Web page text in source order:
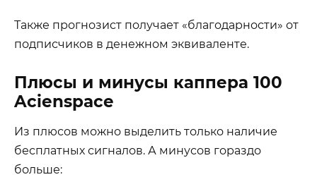
Также прогнозист получает «благодарности» от
подписчиков в денежном эквиваленте.
Плюсы и минусы каппера 100
Acienspace
Из плюсов можно выделить только наличие
бесплатных сигналов. А минусов гораздо
больше: